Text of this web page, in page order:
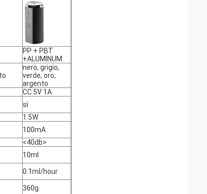
PP + PBT
+ALUMINUM
nero, grigio,
verde, oro,
argento
CC 5V 1A
sì
1.5W
100mA
<40db>
10ml
0.1ml/hour
360g